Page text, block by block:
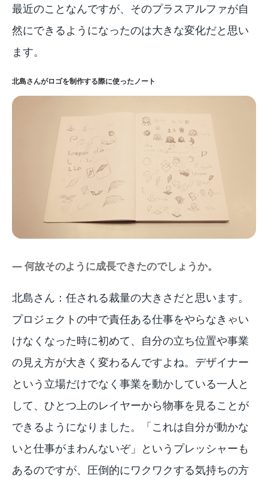
最近のことなんですが、そのプラスアルファが自
然にできるようになったのは大きな変化だと思い
ます。
北島さんがロゴを制作する際に使ったノート
― 何故そのように成長できたのでしょうか。
北島さん：任される裁量の大きさだと思います。
プロジェクトの中で責任ある仕事をやらなきゃい
けなくなった時に初めて、自分の立ち位置や事業
の見え方が大きく変わるんですよね。デザイナー
という立場だけでなく事業を動かしている一人と
して、ひとつ上のレイヤーから物事を見ることが
できるようになりました。「これは自分が動かな
いと仕事がまわんないぞ」というプレッシャーも
あるのですが、圧倒的にワクワクする気持ちの方